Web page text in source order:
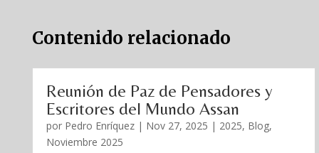
Contenido relacionado
Reunión de Paz de Pensadores y
Escritores del Mundo Assan
por Pedro Enríquez| Nov 27, 2025 | 2025, Blog,
Noviembre 2025